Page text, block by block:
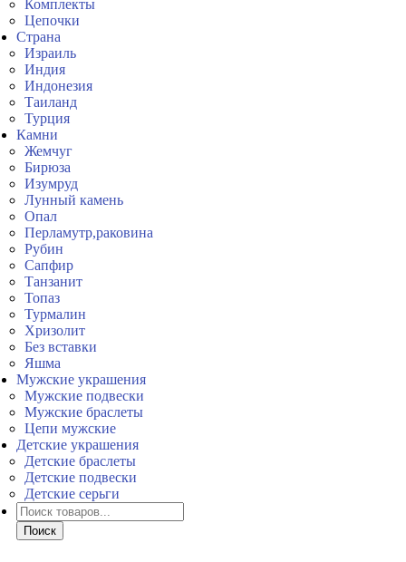
Комплекты
Цепочки
Страна
Израиль
Индия
Индонезия
Таиланд
Турция
Камни
Жемчуг
Бирюза
Изумруд
Лунный камень
Опал
Перламутр,раковина
Рубин
Сапфир
Танзанит
Топаз
Турмалин
Хризолит
Без вставки
Яшма
Мужские украшения
Мужские подвески
Мужские браслеты
Цепи мужские
Детские украшения
Детские браслеты
Детские подвески
Детские серьги
Поиск
товаров
Поиск